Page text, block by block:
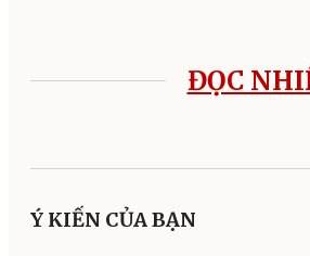
ĐỌC
Ý KIẾN CỦA BẠN